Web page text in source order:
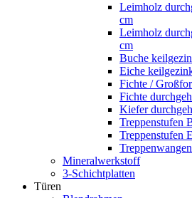
Leimholz
cm
Leimholz
cm
Buche
Eiche
Fichte /
Fichte
Kiefer
Treppenstufen
Treppenstufen
Treppenwangen
Mineralwerkstoff
3-Schichtplatten
Türen